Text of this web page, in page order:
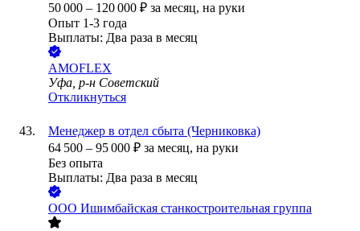
50 000 – 120 000 ₽ за месяц, на руки
Опыт 1-3 года
Выплаты: Два раза в месяц
AMOFLEX
Уфа, р-н Советский
Откликнуться
Менеджер в отдел сбыта (Черниковка)
64 500 – 95 000 ₽ за месяц, на руки
Без опыта
Выплаты: Два раза в месяц
ООО Ишимбайская станкостроительная группа